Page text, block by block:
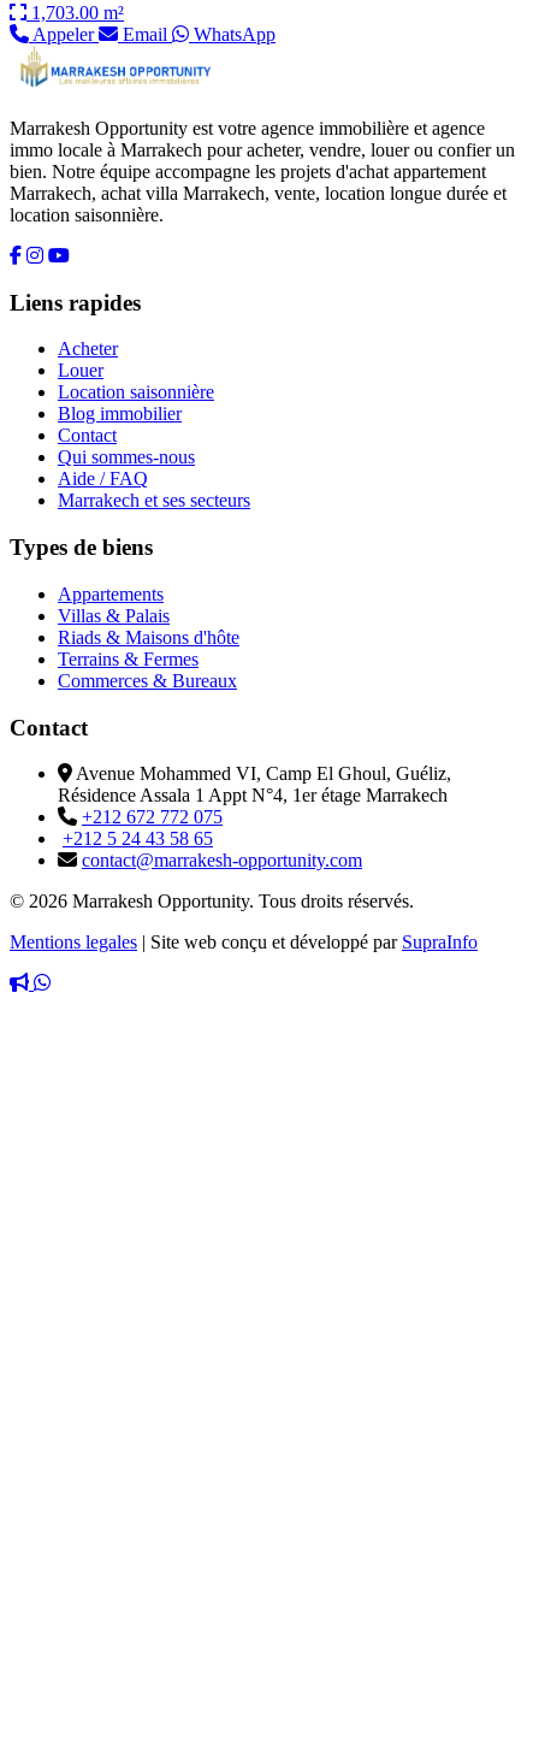
1,703.00 m²
Appeler
Email WhatsApp
Marrakesh Opportunity est votre agence immobilière et agence
immo locale à Marrakech pour acheter, vendre, louer ou confier un
bien. Notre équipe accompagne les projets d'achat appartement
Marrakech, achat villa Marrakech, vente, location longue durée et
location saisonnière.
Liens rapides
Acheter
Louer
Location saisonnière
Blog immobilier
Contact
Qui sommes-nous
Aide / FAQ
Marrakech et ses secteurs
Types de biens
Appartements
Villas & Palais
Riads & Maisons d'hôte
Terrains & Fermes
Commerces & Bureaux
Contact
Avenue Mohammed VI, Camp El Ghoul, Guéliz,
Résidence Assala 1 Appt N°4, 1er étage Marrakech
+212 672 772 075
+212 5 24 43 58 65
contact@marrakesh-opportunity.com
© 2026 Marrakesh Opportunity. Tous droits réservés.
Mentions legales | Site web conçu et développé par SupraInfo